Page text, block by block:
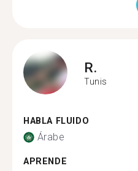
R.
Tunis
HABLA FLUIDO
Árabe
APRENDE